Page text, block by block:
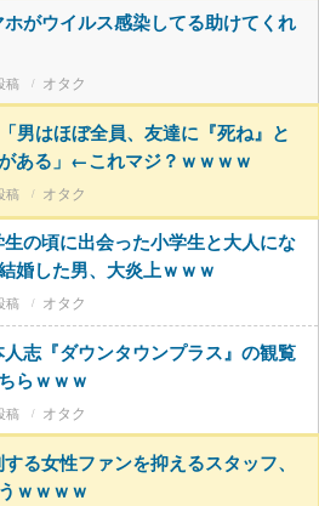
ホがウイルス感染してる助けてくれ
オタク
男はほぼ全員、友達に『死ね』と
ある」←これマジ？ｗｗｗｗ
オタク
生の頃に出会った小学生と大人にな
婚した男、大炎上ｗｗｗ
オタク
人志『ダウンタウンプラス』の観覧
らｗｗｗ
オタク
する女性ファンを抑えるスタッフ、
ｗｗｗｗ